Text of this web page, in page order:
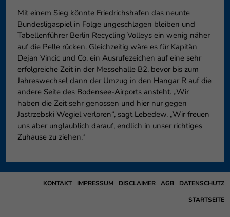
Mit einem Sieg könnte Friedrichshafen das neunte
Bundesligaspiel in Folge ungeschlagen bleiben und
Tabellenführer Berlin Recycling Volleys ein wenig näher
auf die Pelle rücken. Gleichzeitig wäre es für Kapitän
Dejan Vincic und Co. ein Ausrufezeichen auf eine sehr
erfolgreiche Zeit in der Messehalle B2, bevor bis zum
Jahreswechsel dann der Umzug in den Hangar R auf die
andere Seite des Bodensee-Airports ansteht. „Wir
haben die Zeit sehr genossen und hier nur gegen
Jastrzebski Wegiel verloren“, sagt Lebedew. „Wir freuen
uns aber unglaublich darauf, endlich in unser richtiges
Zuhause zu ziehen.“
DATENSCHUTZ
AGB
DISCLAIMER
IMPRESSUM
KONTAKT
STARTSEITE